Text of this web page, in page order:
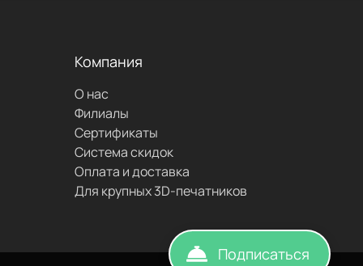
Компания
О нас
Филиалы
Сертификаты
Система скидок
Оплата и доставка
Для крупных 3D-печатников
Подписаться